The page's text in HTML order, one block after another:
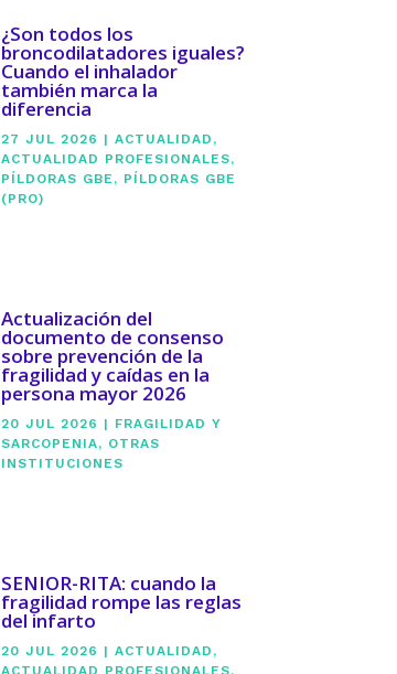
¿Son todos los
broncodilatadores iguales?
Cuando el inhalador
también marca la
diferencia
27 JUL 2026 |ACTUALIDAD ,
ACTUALIDAD PROFESIONALES,
PÍLDORAS GBE , PÍLDORAS GBE
(PRO)
Actualización del
documento de consenso
sobre prevención de la
fragilidad y caídas en la
persona mayor 2026
20 JUL 2026 | FRAGILIDAD Y
SARCOPENIA, OTRAS
INSTITUCIONES
SENIOR-RITA: cuando la
fragilidad rompe las reglas
del infarto
20 JUL 2026 |ACTUALIDAD ,
ACTUALIDAD PROFESIONALES,